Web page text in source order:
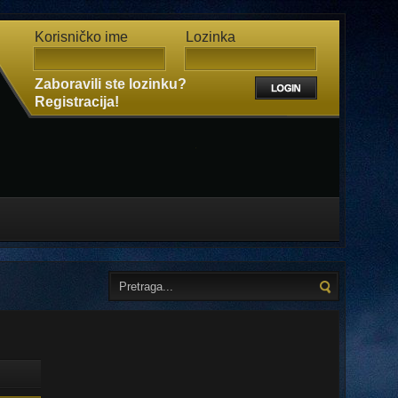
Korisničko ime Lozinka
Zaboravili ste lozinku?
Registracija!